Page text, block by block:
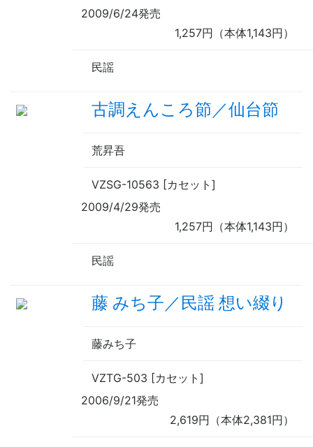
2009/6/24発売
1,257円（本体1,143円）
民謡
古調えんころ節／仙台節
荒昇吾
VZSG-10563 [カセット]
2009/4/29発売
1,257円（本体1,143円）
民謡
藤 みち子／民謡 想い綴り
藤みち子
VZTG-503 [カセット]
2006/9/21発売
2,619円（本体2,381円）